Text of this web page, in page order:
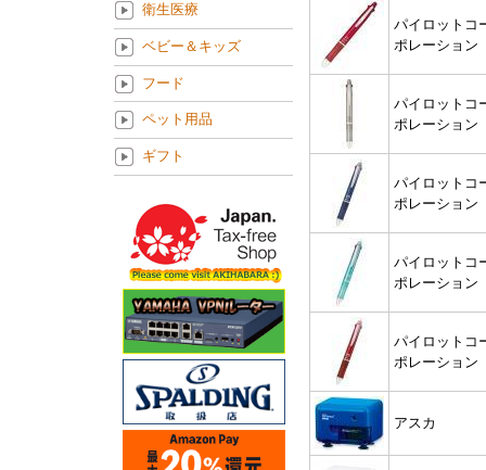
パイロットコ
ポレーション
パイロットコ
ポレーション
パイロットコ
ポレーション
パイロットコ
ポレーション
パイロットコ
ポレーション
アスカ
衛生医療
ベビー＆キッズ
フード
ペット用品
ギフト